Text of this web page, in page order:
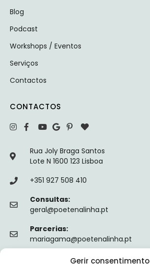
Gerir consentimento
Blog
Podcast
Workshops / Eventos
Serviços
Contactos
CONTACTOS
Rua Joly Braga Santos
Lote N 1600 123 Lisboa
+351 927 508 410
Consultas:
geral@poetenalinha.pt
Parcerias:
mariagama@poetenalinha.pt